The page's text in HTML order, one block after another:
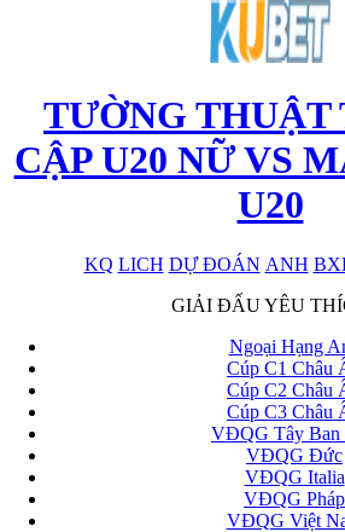
TƯỜNG THUẬT
CẬP U20 NỮ VS
U20
KQ LICH DỰ ĐOÁN ANH
GIẢI ĐẤU YÊU
Ngoại Hạng
Cúp C1 Châu
Cúp C2 Châu
Cúp C3 Châu
VĐQG Tây Ban
VĐQG Đức
VĐQG Italia
VĐQG Pháp
VĐQG Việt